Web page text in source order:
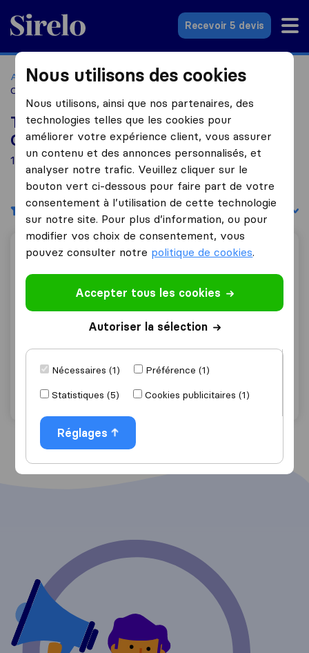
Sirelo.fr
Recevoir 5 devis
Accueil Déménageurs France
Déménageurs Drumettaz-
Clarafond
Top 10 déménageurs à Drumettaz-
Clarafond
1 déménageurs trouvés à Drumettaz-Clarafond
Filtres Trier par :
Aix Bugey Déménagements
Drumettaz-Clarafond
Nous utilisons des cookies
Nous utilisons, ainsi que nos partenaires, des
technologies telles que les cookies pour
améliorer votre expérience client, vous assurer
un contenu et des annonces personnalisés, et
analyser notre trafic. Veuillez cliquer sur le
bouton vert ci-dessous pour faire part de votre
consentement à l’utilisation de cette technologie
sur notre site. Pour plus d’information, ou pour
modifier vos choix de consentement, vous
pouvez consulter notre politique de cookies.
Accepter tous les cookies
Autoriser la sélection
Nécessaires (1)
Préférence (1)
Statistiques (5)
Cookies publicitaires (1)
Réglages